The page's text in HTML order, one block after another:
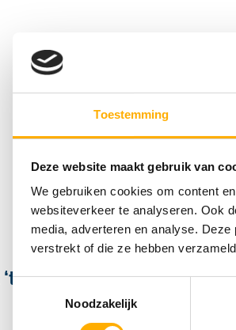
Toestemming
Deze website maakt gebruik van
We gebruiken cookies om content
websiteverkeer te analyseren. Ook
media, adverteren en analyse.
verstrekt of die ze hebben
Toestemmingsselectie
Noodzakelijk
Hout